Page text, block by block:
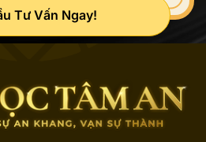
Tư Vấn Ngay!